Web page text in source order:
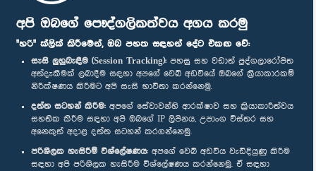
අපි ඔබගේ පෞද්ගලිකත්වය අගය කරමු
"හරි" ක්ලික් කිරීමෙන්, ඔබ පහත සඳහන් දේට එකඟ වේ:
සැසි ලුහුබැඳීම (Session Tracking): පහසු සහ වඩාත් පුද්ගලාරෝපිත
අත්දැකීමක් ලබාදීම සඳහා අපගේ වෙබ් අඩවියේ ඔබගේ ක්‍රියාකාරකම්
නිරීක්ෂණය කිරීමට අපි සැසි භාවිතා කරන්නෙමු.
දත්ත සටහන් කිරීම: අපගේ සේවාවන්හි ආරක්ෂාව සහ ක්‍රියාකාරීත්වය
සහතික කිරීම සඳහා අපි ඔබගේ IP ලිපිනය, උපාංග විස්තර සහ
අනෙකුත් අදාළ දත්ත සටහන් කරගන්නෙමු.
පරිශීලක හැසිරීම් විශ්ලේෂණය: අපගේ වෙබ් අඩවිය වැඩිදියුණු කිරීම
සඳහා අපි පරිශීලක හැසිරීම විශ්ලේෂණය කරන්නෙමු. ඒ සඳහා
පාර්ලිමේන්තු ජංගම යෙදුම
අප හා සම්බන්ධ වී සිටින්න :
සම්මාන